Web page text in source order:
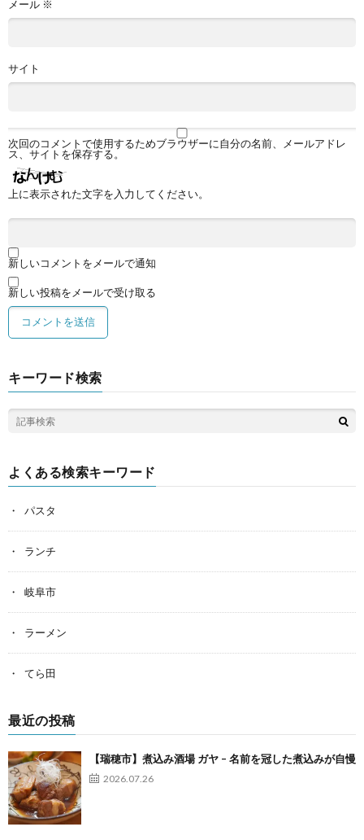
メール ※
サイト
次回のコメントで使用するためブラウザーに自分の名前、メールアドレ
ス、サイトを保存する。
上に表示された文字を入力してください。
新しいコメントをメールで通知
新しい投稿をメールで受け取る
キーワード検索
よくある検索キーワード
パスタ
ランチ
岐阜市
ラーメン
てら田
最近の投稿
【瑞穂市】煮込み酒場 ガヤ – 名前を冠した煮込みが自慢
2026.07.26